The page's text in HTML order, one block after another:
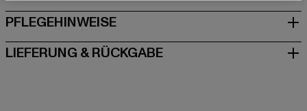
PFLEGEHINWEISE
LIEFERUNG & RÜCKGABE